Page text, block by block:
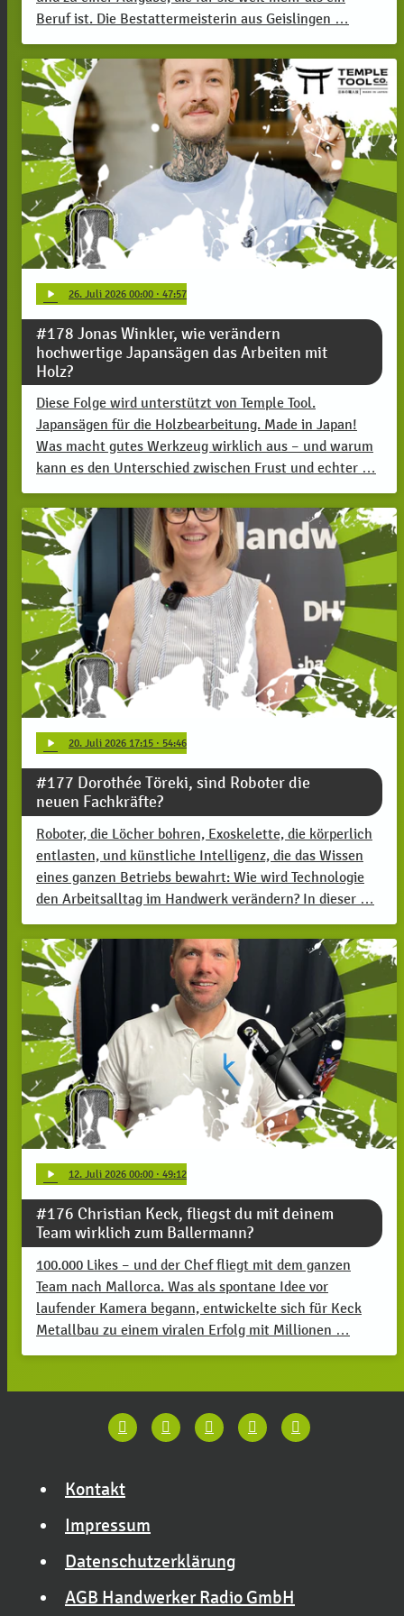
Beruf ist. Die Bestattermeisterin aus Geislingen …
play_arrow 26. Juli 2026 00:00 · 47:57
#178 Jonas Winkler, wie verändern
hochwertige Japansägen das Arbeiten mit
Holz?
Diese Folge wird unterstützt von Temple Tool.
Japansägen für die Holzbearbeitung. Made in Japan!
Was macht gutes Werkzeug wirklich aus – und warum
kann es den Unterschied zwischen Frust und echter …
play_arrow 20. Juli 2026 17:15 · 54:46
#177 Dorothée Töreki, sind Roboter die
neuen Fachkräfte?
Roboter, die Löcher bohren, Exoskelette, die körperlich
entlasten, und künstliche Intelligenz, die das Wissen
eines ganzen Betriebs bewahrt: Wie wird Technologie
den Arbeitsalltag im Handwerk verändern? In dieser …
play_arrow 12. Juli 2026 00:00 · 49:12
#176 Christian Keck, fliegst du mit deinem
Team wirklich zum Ballermann?
100.000 Likes – und der Chef fliegt mit dem ganzen
Team nach Mallorca. Was als spontane Idee vor
laufender Kamera begann, entwickelte sich für Keck
Metallbau zu einem viralen Erfolg mit Millionen …
Kontakt
Impressum
Datenschutzerklärung
AGB Handwerker Radio GmbH